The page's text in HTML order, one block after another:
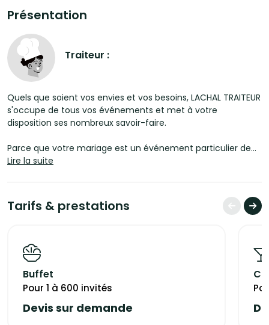
Présentation
Traiteur :
Quels que soient vos envies et vos besoins, LACHAL TRAITEUR
s'occupe de tous vos événements et met à votre
disposition ses nombreux savoir-faire.
Parce que votre mariage est un événement particulier de
votre vie, faites le choix d'un traiteur professionnel et
repas de noces. Lachal Traiteur vous propose ses services
pour que vous puissiez offrir à vos convives un banquet de
mariage à la hauteur de l'événement.
secret : un savoir-faire unique et des produits de qualité,
Sélectionnés à la source et issus du terroir de la Région
Rhône-Alpes-Auvergne pour la plupart, ils sont travaillés
dans les règles de l'art et le respect des aliments .
Ce soin permanent apporté aux produits, combiné à une
Lire la suite
Tarifs & prestations
Buffet
Pour 1 à 600 invités
Devis sur demande